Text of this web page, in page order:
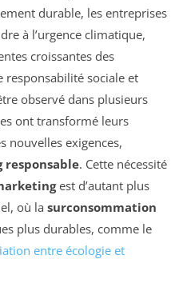
durable, les entreprises
à l’urgence climatique,
croissantes des
responsabilité sociale et
observé dans plusieurs
ont transformé leurs
nouvelles exigences,
responsable. Cette nécessité
est d’autant plus
où la surconsommation
plus durables, comme le
entre écologie et